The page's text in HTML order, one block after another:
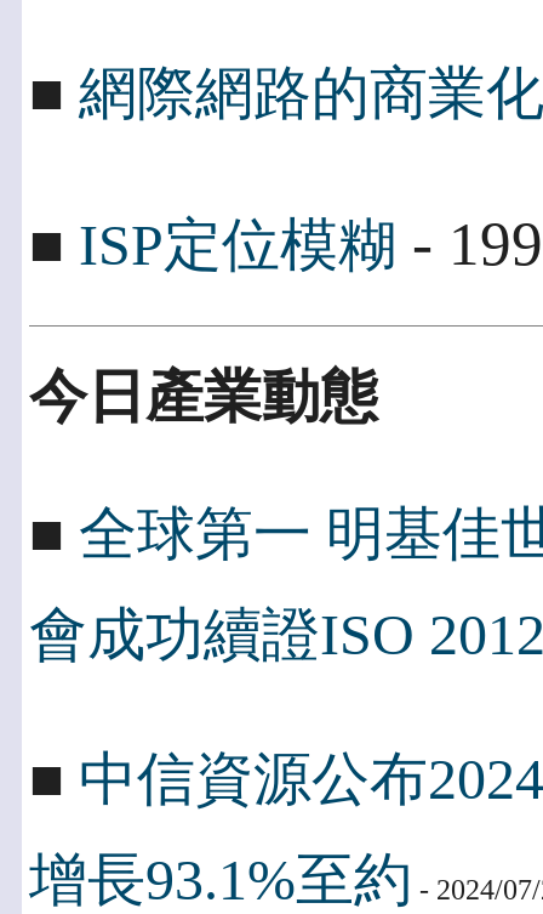
■ 網際網路的商業化
■ ISP定位模糊 -
今日產業動態
■ 全球第一 明基佳
會成功續證ISO
■ 中信資源公布
增長93.1%至約 - 2024/